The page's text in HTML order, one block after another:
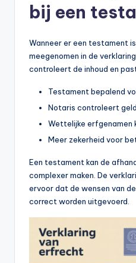
bij een
Wanneer er een testament
meegenomen in de
controleert de inhoud en
Testament bepalend
Notaris controleert
Wettelijke erfgenamen
Meer zekerheid voor
Een testament kan de
complexer maken. De
ervoor dat de wensen van
correct worden uitgevoerd.